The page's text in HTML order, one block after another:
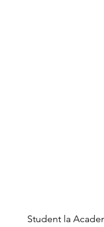
Student la